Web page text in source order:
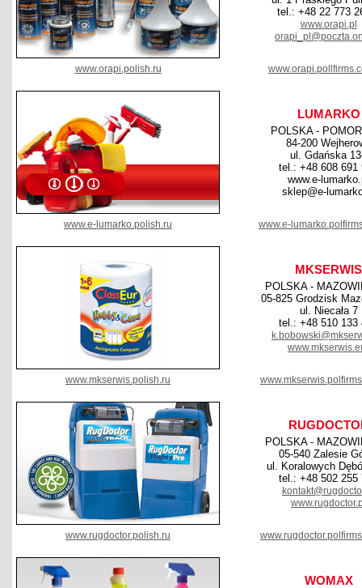
tel.: +48 22 773
www.orapi.pl
www.orapi.polish.ru
LUMARKO
POLSKA -
84-200
ul. Gdańska
tel.: +48 608 691
www.e-
sklep@e-
www.e-lumarko.polish.ru www.e-
MKSERWIS
POLSKA -
05-825 Grodzisk
ul. Niecała 7
tel.: +48 510 133
www.mkserwis.polish.ru
POLSKA -
05-540 Zalesie
ul. Koralowych
tel.: +48 502 255
www.rugdoctor.polish.ru
WOMAX